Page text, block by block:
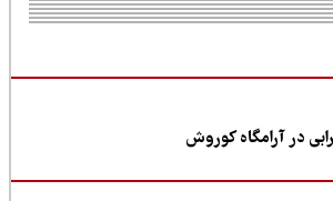
آرامگاه کوروش